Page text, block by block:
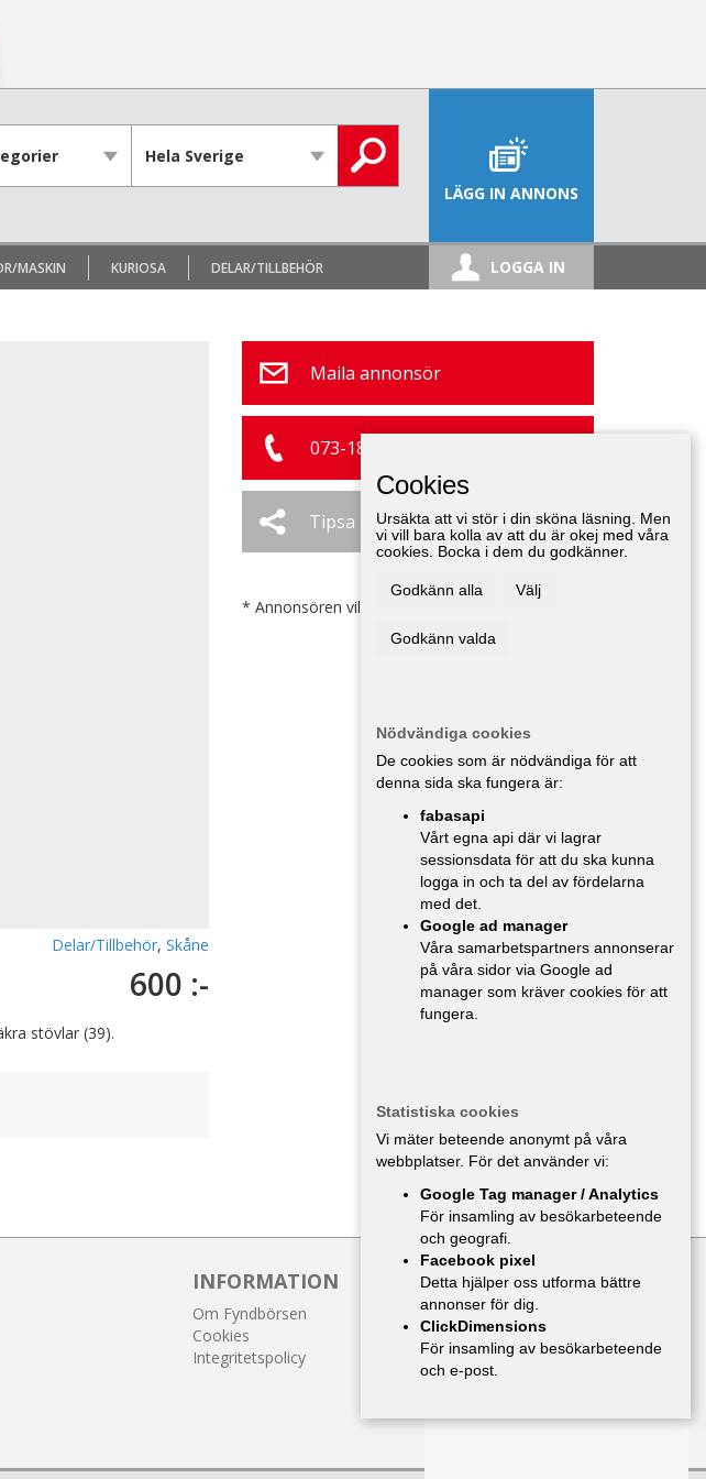
LÄGG IN ANNONS
LOGGA IN
MASKIN KURIOSA DELAR/TILLBEHÖR
Delar/Tillbehör, Skåne
600 :-
stövlar (39).
Maila annonsör
073-183 27 40
Tipsa Ändra / Ta bort
* Annonsören vill inte bli kontaktad av försäljare.
INFORMATION
Om Fyndbörsen
Cookies
Integritetspolicy
Cookies
Ursäkta att vi stör i din sköna läsning. Men
vi vill bara kolla av att du är okej med våra
cookies. Bocka i dem du godkänner.
Godkänn alla Välj
Godkänn valda
Nödvändiga cookies
De cookies som är nödvändiga för att
denna sida ska fungera är:
fabasapi
Vårt egna api där vi lagrar
sessionsdata för att du ska kunna
logga in och ta del av fördelarna
med det.
Google ad manager
Våra samarbetspartners annonserar
på våra sidor via Google ad
manager som kräver cookies för att
fungera.
Statistiska cookies
Vi mäter beteende anonymt på våra
webbplatser. För det använder vi:
Google Tag manager / Analytics
För insamling av besökarbeteende
och geografi.
Facebook pixel
Detta hjälper oss utforma bättre
annonser för dig.
ClickDimensions
För insamling av besökarbeteende
och e-post.